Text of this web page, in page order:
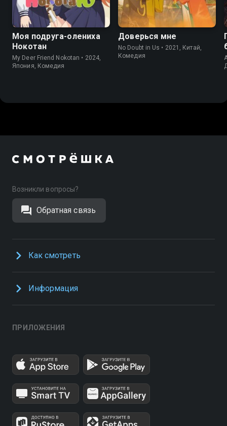
7.4 6.7
Моя подруга-олениха
Нокотан
My Deer Friend Nokotan • 2024,
Япония, Комедия
7.9
Доверься мне
No Doubt in Us • 2021, Китай,
Комедия
Возникли вопросы?
Обратная связь
Как смотреть
Информация
ПРИЛОЖЕНИЯ